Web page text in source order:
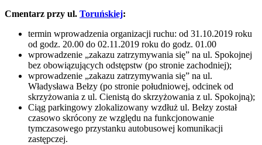
Cmentarz przy ul. Toruńskiej:
termin wprowadzenia organizacji ruchu: od 31.10.2019 roku
od godz. 20.00 do 02.11.2019 roku do godz. 01.00
wprowadzenie „zakazu zatrzymywania się” na ul. Spokojnej
bez obowiązujących odstępstw (po stronie zachodniej);
wprowadzenie „zakazu zatrzymywania się” na ul.
Władysława Bełzy (po stronie południowej, odcinek od
skrzyżowania z ul. Cienistą do skrzyżowania z ul. Spokojną);
Ciąg parkingowy zlokalizowany wzdłuż ul. Bełzy został
czasowo skrócony ze względu na funkcjonowanie
tymczasowego przystanku autobusowej komunikacji
zastępczej.